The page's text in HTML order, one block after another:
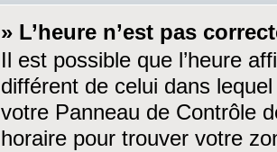
» L’heure n’est pas
Il est possible que l’heure
différent de celui dans
votre Panneau de Contrôle
horaire pour trouver votre